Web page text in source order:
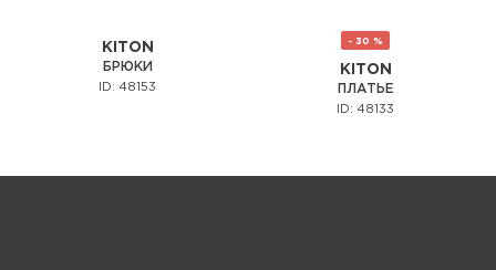
KITON
БРЮКИ
ID: 48153
- 30 %
KITON
ПЛАТЬЕ
ID: 48133